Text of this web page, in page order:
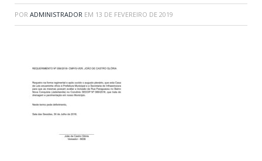
POR ADMINISTRADOR EM 13 DE FEVEREIRO DE 2019